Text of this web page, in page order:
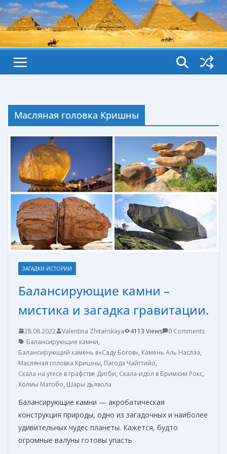
Масляная головка Кришны
ЗАГАДКИ ИСТОРИИ
Балансирующие камни –
мистика и загадка гравитации.
28.08.2022 Valentina Zhitanskaya 4113 Views
0 Comments
Балансирующие камни,
Балансирующий камень в«Саду Богов», Камень Аль Наслаа,
Масляная головка Кришны, Пагода Чайттийо,
Скала на утесе в графстве Дигби, Скала-идол в Бримхэм Рокс,
Холмы Матобо, Шары дьявола
Балансирующие камни — акробатическая
конструкция природы, одно из загадочных и наиболее
удивительных чудес планеты. Кажется, будто
огромные валуны готовы упасть